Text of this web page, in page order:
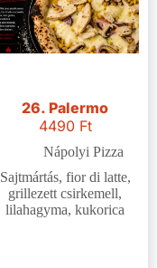
26. Palermo
4490 Ft
Nápolyi Pizza
Sajtmártás, fior di latte,
grillezett csirkemell,
lilahagyma, kukorica